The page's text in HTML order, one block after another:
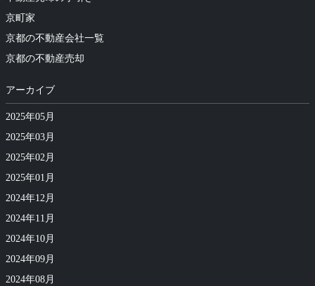
京町家
京都の不動産会社一覧
京都の不動産売却
アーカイブ
2025年05月
2025年03月
2025年02月
2025年01月
2024年12月
2024年11月
2024年10月
2024年09月
2024年08月